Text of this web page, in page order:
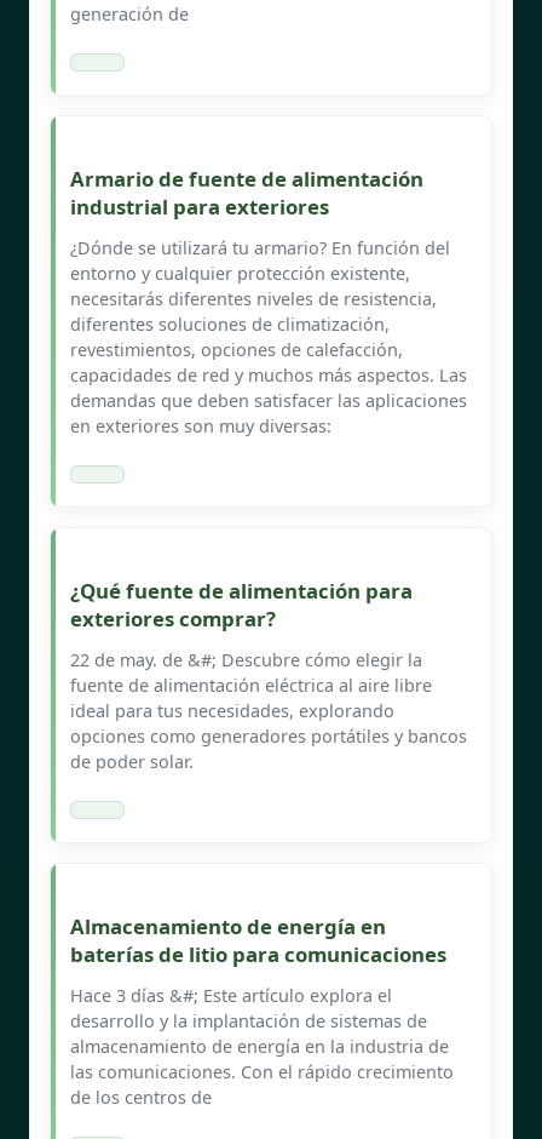
generación de
Armario de fuente de alimentación
industrial para exteriores
¿Dónde se utilizará tu armario? En función del
entorno y cualquier protección existente,
necesitarás diferentes niveles de resistencia,
diferentes soluciones de climatización,
revestimientos, opciones de calefacción,
capacidades de red y muchos más aspectos. Las
demandas que deben satisfacer las aplicaciones
en exteriores son muy diversas:
¿Qué fuente de alimentación para
exteriores comprar?
22 de may. de &#; Descubre cómo elegir la
fuente de alimentación eléctrica al aire libre
ideal para tus necesidades, explorando
opciones como generadores portátiles y bancos
de poder solar.
Almacenamiento de energía en
baterías de litio para comunicaciones
Hace 3 días &#; Este artículo explora el
desarrollo y la implantación de sistemas de
almacenamiento de energía en la industria de
las comunicaciones. Con el rápido crecimiento
de los centros de